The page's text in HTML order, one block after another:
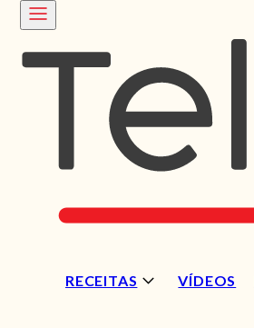
RECEITAS VÍDEOS